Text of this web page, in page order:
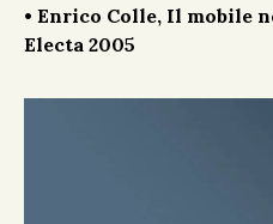
• Enrico Colle, Il mobile
Electa 2005